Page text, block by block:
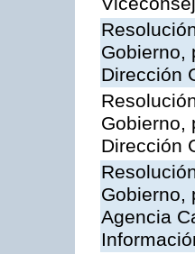
Gobierno,
Dirección
Gobierno,
Dirección
Gobierno,
Agencia